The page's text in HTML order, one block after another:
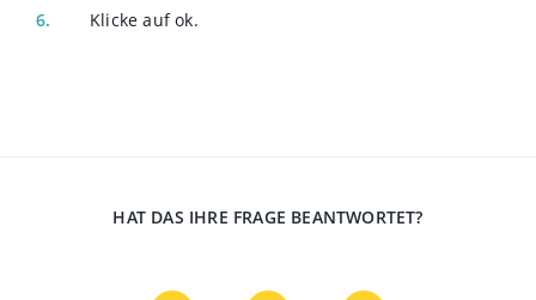
Klicke auf ok.
HAT DAS IHRE FRAGE BEANTWORTET?